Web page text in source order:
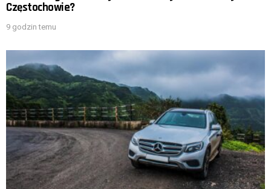
Częstochowie?
9 godzin temu